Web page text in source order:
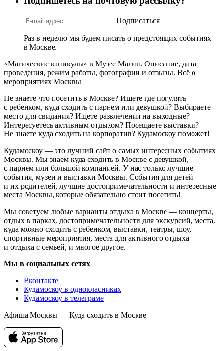
Подписаться
Раз в неделю мы будем писать о предстоящих событиях
в Москве.
«Магические каникулы» в Музее Магии. Описание, дата
проведения, режим работы, фотографии и отзывы. Всё о
мероприятиях Москвы.
Не знаете что посетить в Москве? Ищете где погулять
с ребенком, куда сходить с парнем или девушкой? Выбираете
место для свидания? Ищете развлечения на выходные?
Интересуетесь активным отдыхом? Посещаете выставки?
Не знаете куда сходить на корпоратив? Кудамоскоу поможет!
Кудамоскоу — это лучший сайт о самых интересных событиях
Москвы. Мы знаем куда сходить в Москве с девушкой,
с парнем или большой компанией. У нас только лучшие
события, музеи и выставки Москвы. События для детей
и их родителей, лучшие достопримечательности и интересные
места Москвы, которые обязательно стоит посетить!
Мы советуем любые варианты отдыха в Москве — концерты,
отдых в парках, достопримечательности для экскурсий, места,
куда можно сходить с ребенком, выставки, театры, шоу,
спортивные мероприятия, места для активного отдыха
и отдыха с семьей, и многое другое.
Мы в социальных сетях
Вконтакте
Кудамоскоу в однокласниках
Кудамоскоу в телеграме
Афиша Москвы — Куда сходить в Москве